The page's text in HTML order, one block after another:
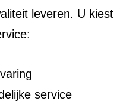
leveren. U kiest
service